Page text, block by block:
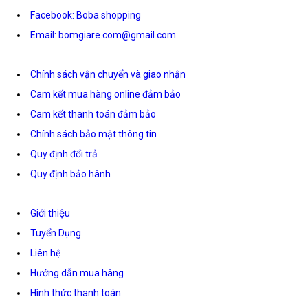
Facebook: Boba shopping
Email: bomgiare.com@gmail.com
Chính sách vận chuyển và giao nhận
Cam kết mua hàng online đảm bảo
Cam kết thanh toán đảm bảo
Chính sách bảo mật thông tin
Quy định đổi trả
Quy định bảo hành
Giới thiệu
Tuyển Dụng
Liên hệ
Hướng dẫn mua hàng
Hình thức thanh toán